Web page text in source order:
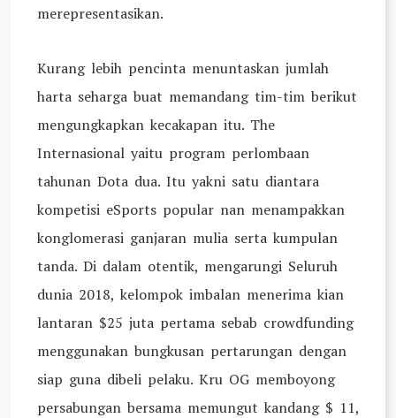
merepresentasikan.
Kurang lebih pencinta menuntaskan jumlah
harta seharga buat memandang tim-tim berikut
mengungkapkan kecakapan itu. The
Internasional yaitu program perlombaan
tahunan Dota dua. Itu yakni satu diantara
kompetisi eSports popular nan menampakkan
konglomerasi ganjaran mulia serta kumpulan
tanda. Di dalam otentik, mengarungi Seluruh
dunia 2018, kelompok imbalan menerima kian
lantaran $25 juta pertama sebab crowdfunding
menggunakan bungkusan pertarungan dengan
siap guna dibeli pelaku. Kru OG memboyong
persabungan bersama memungut kandang $ 11,